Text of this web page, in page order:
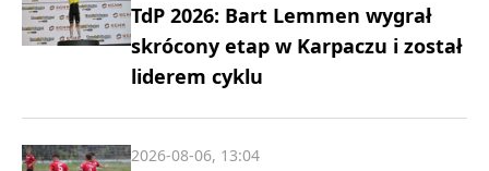
TdP 2026: Bart Lemmen wygrał
skrócony etap w Karpaczu i został
liderem cyklu
2026-08-06, 13:04